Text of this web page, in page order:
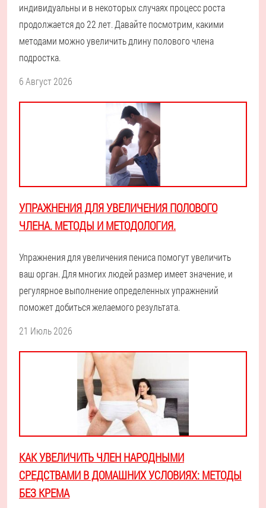
индивидуальны и в некоторых случаях процесс роста
продолжается до 22 лет. Давайте посмотрим, какими
методами можно увеличить длину полового члена
подростка.
6 Август 2026
УПРАЖНЕНИЯ ДЛЯ УВЕЛИЧЕНИЯ ПОЛОВОГО
ЧЛЕНА. МЕТОДЫ И МЕТОДОЛОГИЯ.
Упражнения для увеличения пениса помогут увеличить
ваш орган. Для многих людей размер имеет значение, и
регулярное выполнение определенных упражнений
поможет добиться желаемого результата.
21 Июль 2026
КАК УВЕЛИЧИТЬ ЧЛЕН НАРОДНЫМИ
СРЕДСТВАМИ В ДОМАШНИХ УСЛОВИЯХ: МЕТОДЫ
БЕЗ КРЕМА